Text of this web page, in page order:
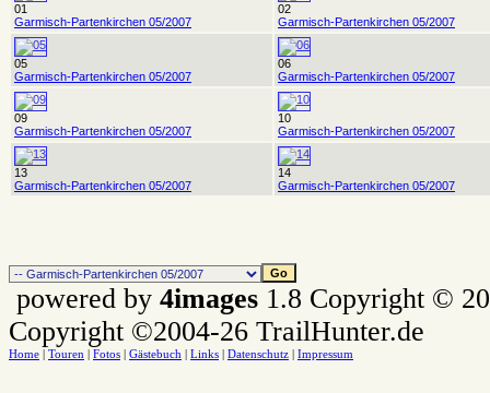
01
Garmisch-Partenkirchen 05/2007
02
Garmisch-Partenkirchen 05/2007
05
Garmisch-Partenkirchen 05/2007
06
Garmisch-Partenkirchen 05/2007
09
Garmisch-Partenkirchen 05/2007
10
Garmisch-Partenkirchen 05/2007
13
Garmisch-Partenkirchen 05/2007
14
Garmisch-Partenkirchen 05/2007
powered by 4images 1.8 Copyright ©
Copyright ©2004-26 TrailHunter.de
Home Touren Fotos Gästebuch Links Datenschutz Impressum